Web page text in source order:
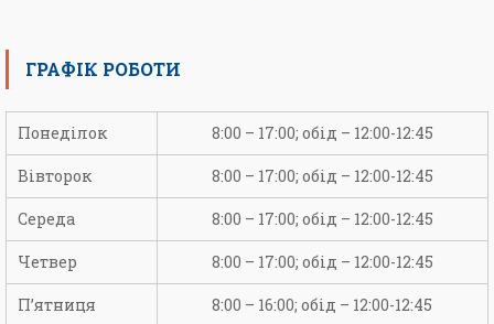
ГРАФІК РОБОТИ
Понеділок 8:00 – 17:00; обід – 12:00-12:45
Вівторок 8:00 – 17:00; обід – 12:00-12:45
Середа 8:00 – 17:00; обід – 12:00-12:45
Четвер 8:00 – 17:00; обід – 12:00-12:45
П’ятниця 8:00 – 16:00; обід – 12:00-12:45